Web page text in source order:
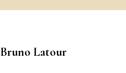
Bruno Latour